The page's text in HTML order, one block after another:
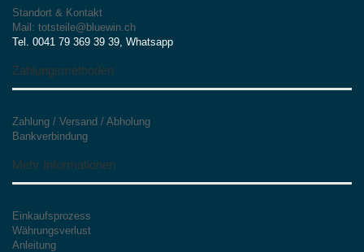
Standort & Kontakt
Mail: totsteile@bluewin.ch
Tel. 0041 79 369 39 39, Whatsapp
Zahlungsmethoden
Zahlung / Versand / Abholung
Bankverbindung
Mehr Informationen
Einkaufsprozess
Währungsverlust
Anleitung